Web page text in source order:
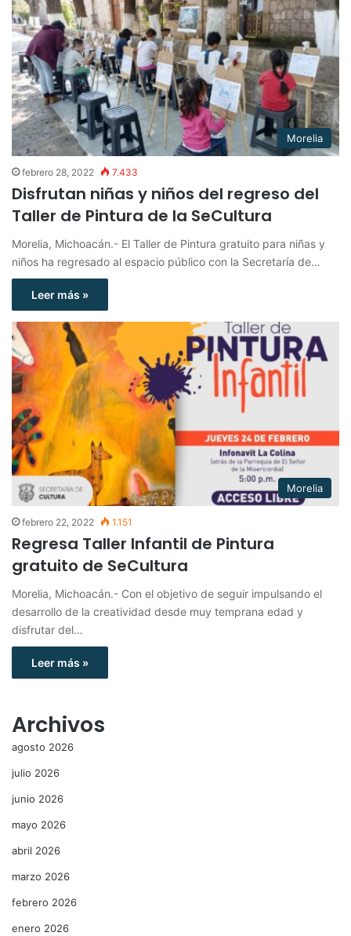
Morelia
febrero 28, 2022 7.433
Disfrutan niñas y niños del regreso del
Taller de Pintura de la SeCultura
Morelia, Michoacán.- El Taller de Pintura gratuito para niñas y
niños ha regresado al espacio público con la Secretaría de…
Leer más »
Morelia
febrero 22, 2022 1.151
Regresa Taller Infantil de Pintura
gratuito de SeCultura
Morelia, Michoacán.- Con el objetivo de seguir impulsando el
desarrollo de la creatividad desde muy temprana edad y
disfrutar del…
Leer más »
Archivos
agosto 2026
julio 2026
junio 2026
mayo 2026
abril 2026
marzo 2026
febrero 2026
enero 2026